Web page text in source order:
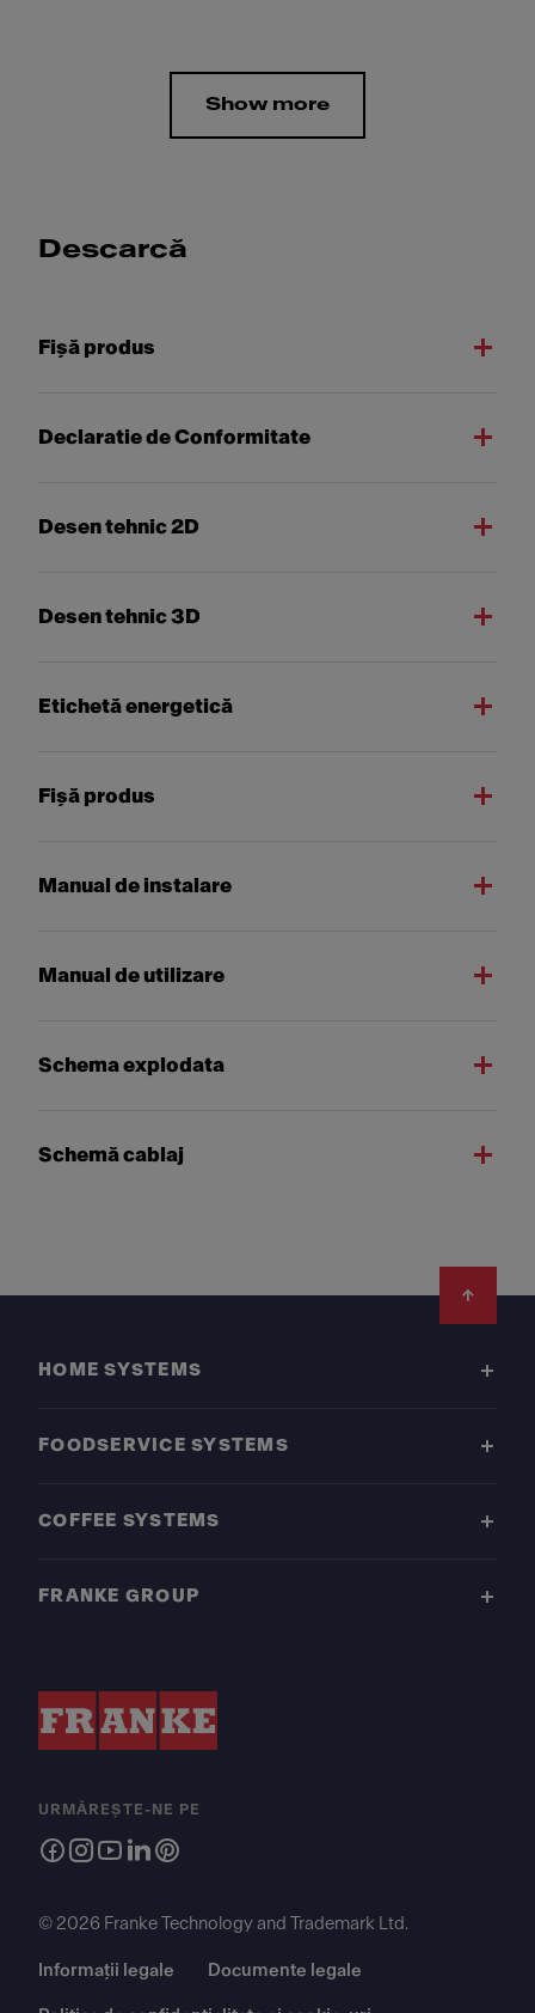
Show more
Descarcă
Fişă produs
Declaratie de Conformitate
Desen tehnic 2D
Desen tehnic 3D
Etichetă energetică
Fişă produs
Manual de instalare
Manual de utilizare
Schema explodata
Schemă cablaj
HOME SYSTEMS
FOODSERVICE SYSTEMS
COFFEE SYSTEMS
FRANKE GROUP
URMĂREȘTE-NE PE
© 2026 Franke Technology and Trademark Ltd.
Informații legale Documente legale